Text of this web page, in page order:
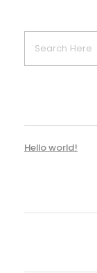
Hello world!